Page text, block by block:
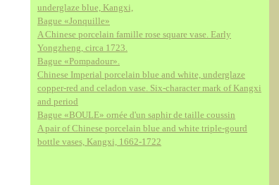
underglaze blue, Kangxi,
Bague «Jonquille»
A Chinese porcelain famille rose square vase. Early
Yongzheng, circa 1723.
Bague «Pompadour».
Chinese Imperial porcelain blue and white, underglaze
copper-red and celadon vase. Six-character mark of Kangxi
and period
Bague «BOULE» ornée d'un saphir de taille coussin
A pair of Chinese porcelain blue and white triple-gourd
bottle vases, Kangxi, 1662-1722